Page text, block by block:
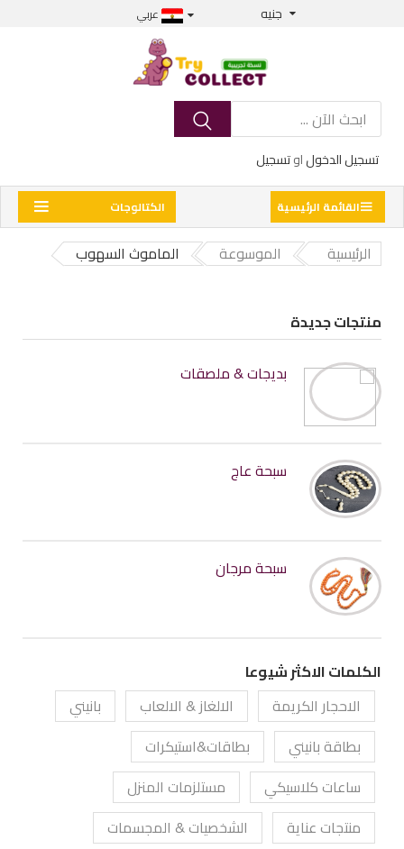
جنيه عربي
تسجيل الدخولاوتسجيل
الكتالوجات القائمة الرئيسية
الرئيسية الموسوعة الماموث السهوب
منتجات جديدة
بديجات & ملصقات
سبحة عاج
سبحة مرجان
الكلمات الاكثر شيوعا
الاحجار الكريمة
الالغاز & الالعاب
بانيني
بطاقة بانيني
بطاقات&استيكرات
ساعات كلاسيكي
مستلزمات المنزل
منتجات عناية
الشخصيات & المجسمات